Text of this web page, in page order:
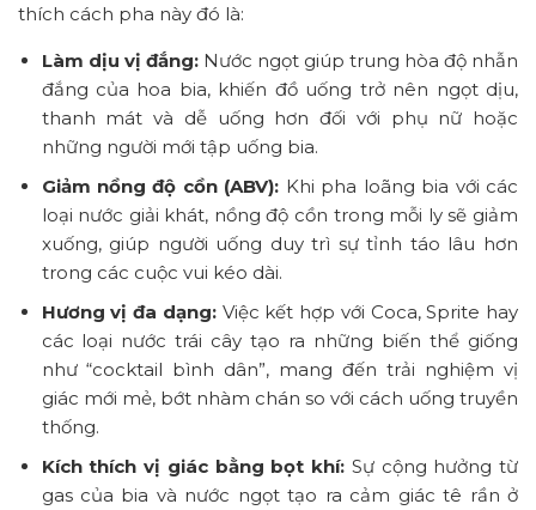
thích cách pha này đó là:
Làm dịu vị đắng:Nước ngọt giúp trung hòa độ nhẫn
đắng của hoa bia, khiến đồ uống trở nên ngọt dịu,
thanh mát và dễ uống hơn đối với phụ nữ hoặc
những người mới tập uống bia.
Giảm nồng độ cồn (ABV): Khi pha loãng bia với các
loại nước giải khát, nồng độ cồn trong mỗi ly sẽ giảm
xuống, giúp người uống duy trì sự tỉnh táo lâu hơn
trong các cuộc vui kéo dài.
Hương vị đa dạng:Việc kết hợp với Coca, Sprite hay
các loại nước trái cây tạo ra những biến thể giống
như “cocktail bình dân”, mang đến trải nghiệm vị
giác mới mẻ, bớt nhàm chán so với cách uống truyền
thống.
Kích thích vị giác bằng bọt khí: Sự cộng hưởng từ
gas của bia và nước ngọt tạo ra cảm giác tê rần ở